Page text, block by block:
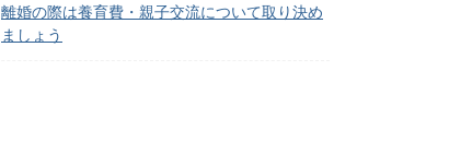
離婚の際は養育費・親子交流について取り決め
ましょう